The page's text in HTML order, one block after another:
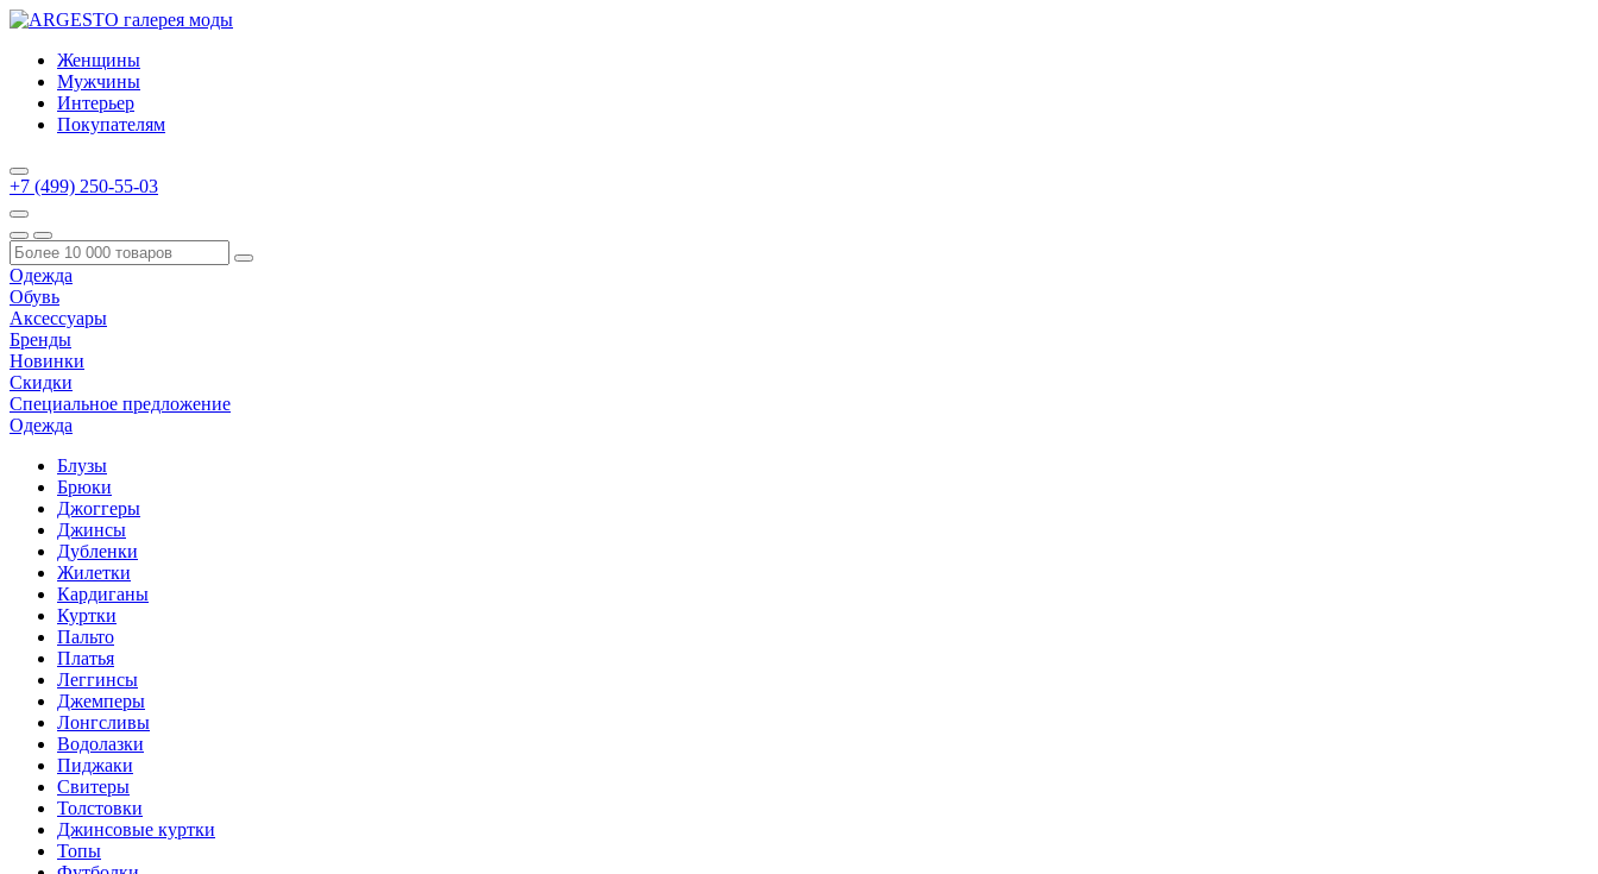
Женщины
Мужчины
Интерьер
Покупателям
+7 (499) 250-55-03
Одежда
Обувь
Аксессуары
Бренды
Новинки
Скидки
Специальное предложение
Одежда
Блузы
Брюки
Джоггеры
Джинсы
Дубленки
Жилетки
Кардиганы
Куртки
Пальто
Платья
Леггинсы
Джемперы
Лонгсливы
Водолазки
Пиджаки
Свитеры
Толстовки
Джинсовые куртки
Топы